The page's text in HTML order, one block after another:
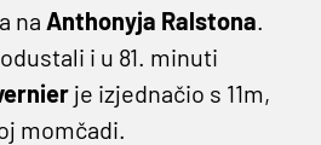
na Anthonyja Ralstona.
i u 81. minuti
je izjednačio s 11m,
momčadi.